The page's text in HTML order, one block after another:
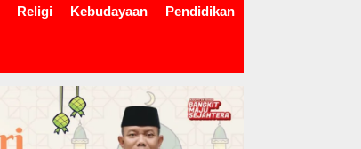
Religi Kebudayaan Pendidikan